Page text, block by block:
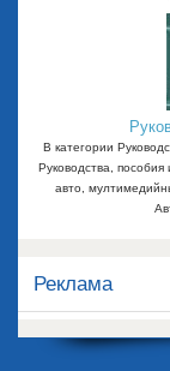
В категории
Руководства,
авто,
Реклама